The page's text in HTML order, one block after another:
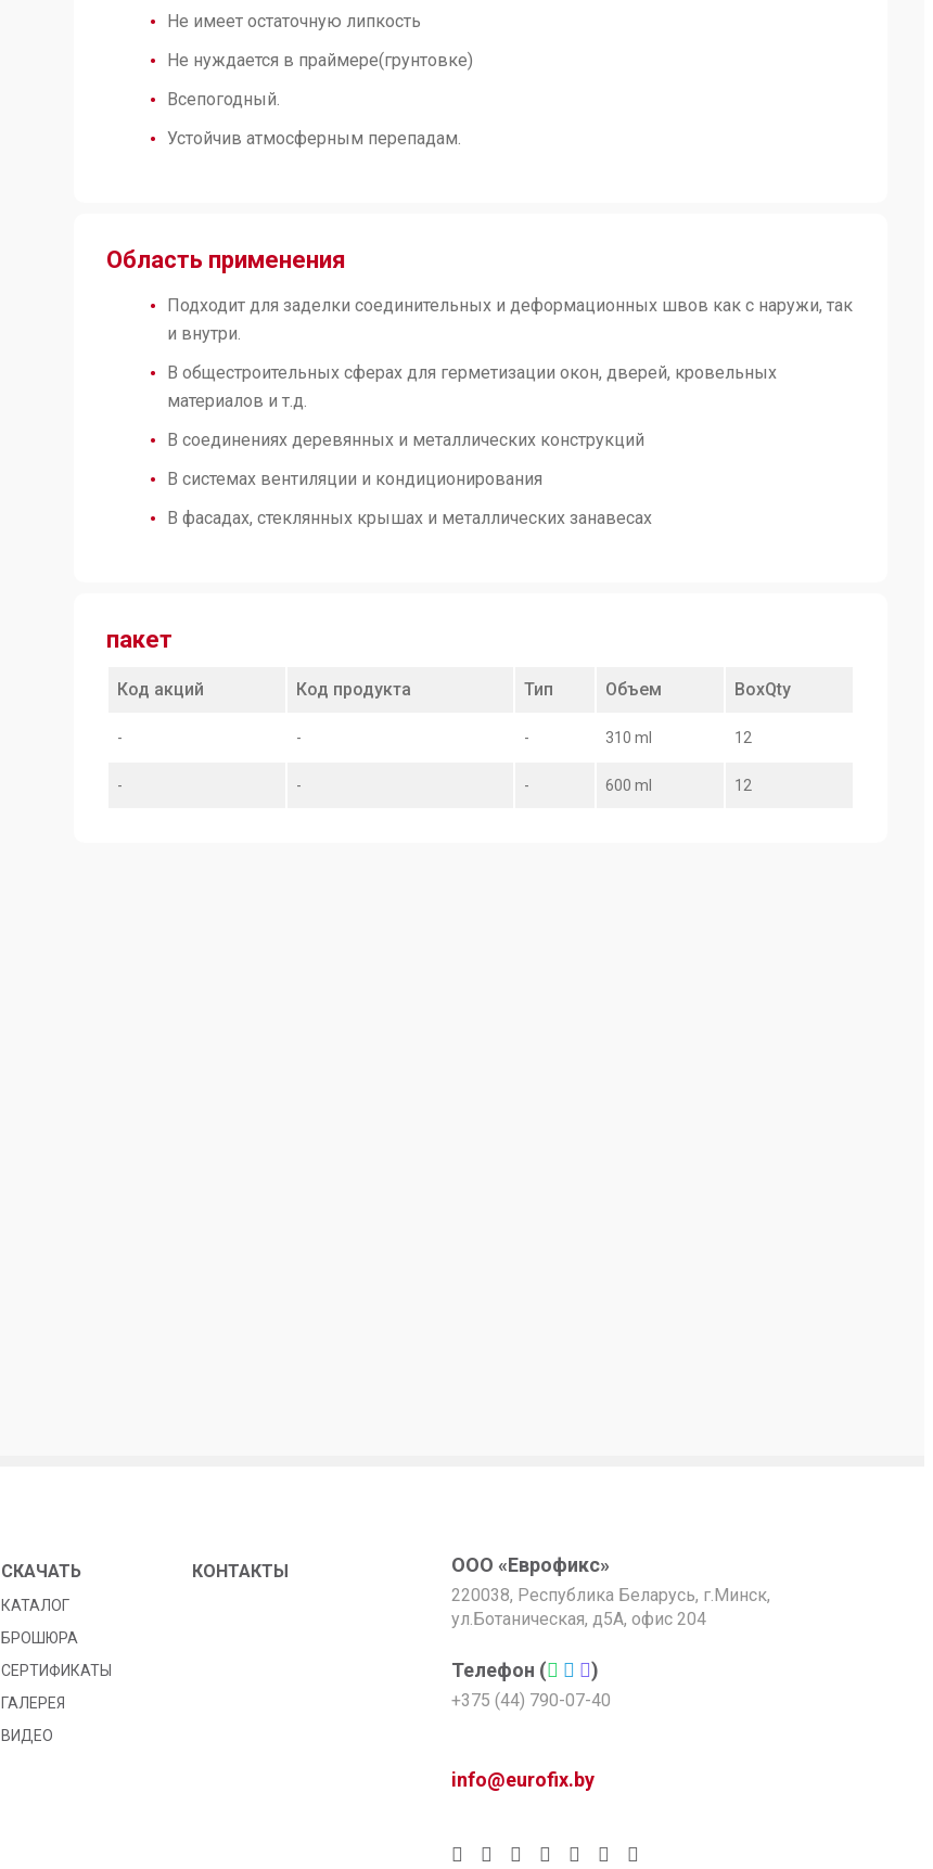
Не имеет остаточную липкость
Не нуждается в праймере(грунтовке)
Всепогодный.
Устойчив атмосферным перепадам.
Область применения
Подходит для заделки соединительных и деформационных швов как с наружи, так
и внутри.
В общестроительных сферах для герметизации окон, дверей, кровельных
материалов и т.д.
В соединениях деревянных и металлических конструкций
В системах вентиляции и кондиционирования
В фасадах, стеклянных крышах и металлических занавесах
пакет
Код акций Код продукта Тип Объем BoxQty
- - - 310 ml 12
- - - 600 ml 12
СКАЧАТЬ
КАТАЛОГ
БРОШЮРА
СЕРТИФИКАТЫ
ГАЛЕРЕЯ
ВИДЕО
КОНТАКТЫ ООО «Еврофикс»
220038, Республика Беларусь, г.Минск,
ул.Ботаническая, д5А, офис 204
Телефон ( )
+375 (44) 790-07-40
info@eurofix.by